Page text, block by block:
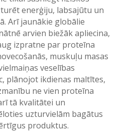
enerģiju, labsajūtu un
Arī jaunākie globālie
arvien biežāk apliecina,
izpratne par proteīna
muskuļu masas
veselības
plānojot ikdienas maltītes,
ne vien proteīna
tā kvalitātei un
uzturvielām bagātus
produktus.